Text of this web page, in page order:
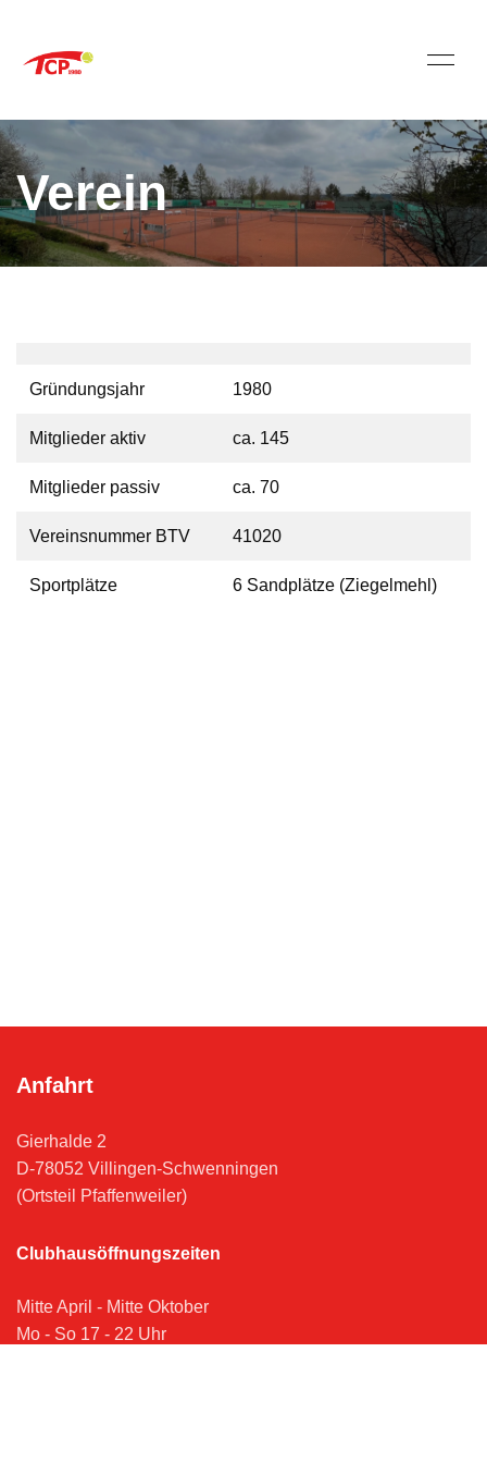
Verein
Gründungsjahr 1980
Mitglieder aktiv ca. 145
Mitglieder passiv ca. 70
Vereinsnummer BTV 41020
Sportplätze 6 Sandplätze (Ziegelmehl)
Anfahrt
Gierhalde 2
D-78052 Villingen-Schwenningen
(Ortsteil Pfaffenweiler)
Clubhausöffnungszeiten
Mitte April - Mitte Oktober
Mo - So 17 - 22 Uhr